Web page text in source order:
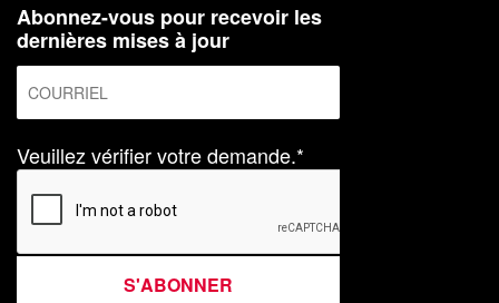
Abonnez-vous pour recevoir les
dernières mises à jour
Veuillez vérifier votre demande.*
S'ABONNER